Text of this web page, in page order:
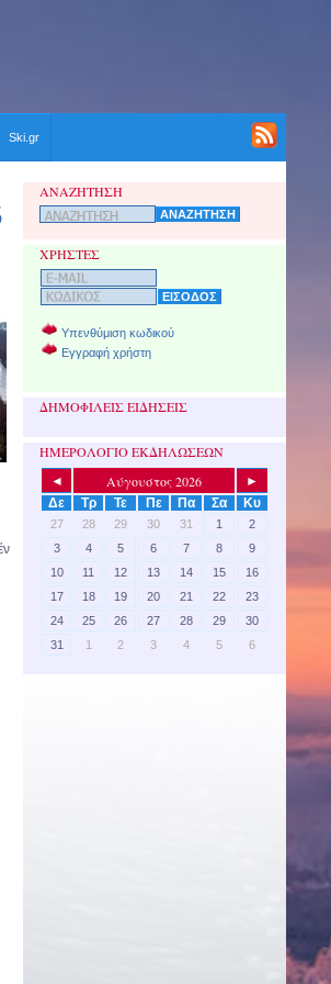
Ski.gr
ΑΝΑΖΗΤΗΣΗ
ΧΡΗΣΤΕΣ
Υπενθύμιση κωδικού
Εγγραφή χρήστη
ΔΗΜΟΦΙΛΕΙΣ ΕΙΔΗΣΕΙΣ
ΗΜΕΡΟΛΟΓΙΟ ΕΚΔΗΛΩΣΕΩΝ
◄ Αύγουστος 2026
►
Δε
Τρ Τε Πε Πα Σα Κυ
27 28 29 30 31 1
2
3
4 5 6 7 8
9
10
11 12 13 14 15
16
17
18 19 20 21 22
23
24
25 26 27 28 29
30
31
1 2 3 4 5 6